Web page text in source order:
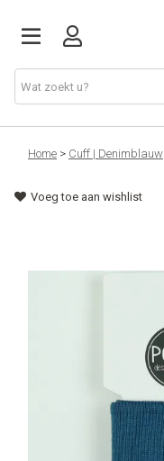
Stoffen
Fournituren
Home > Cuff | Denimblauw
Voeg toe aan wishlist